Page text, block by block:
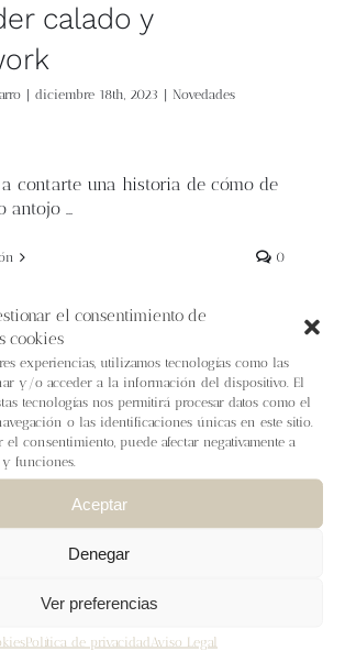
el consentimiento de
cookies
experiencias, utilizamos tecnologías como las
y/o acceder a la información del dispositivo. El
tecnologías nos permitirá procesar datos como el
o las identificaciones únicas en este sitio.
consentimiento, puede afectar negativamente a
y funciones.
Aceptar
Denegar
Ver preferencias
Política de privacidad Aviso Legal
calado y
diciembre 18th, 2023 Novedades
contarte una historia de cómo de
antojo …
0
el jersey
que esconde un
o dos
diciembre 7th, 2023
patrón un diseñador quiere